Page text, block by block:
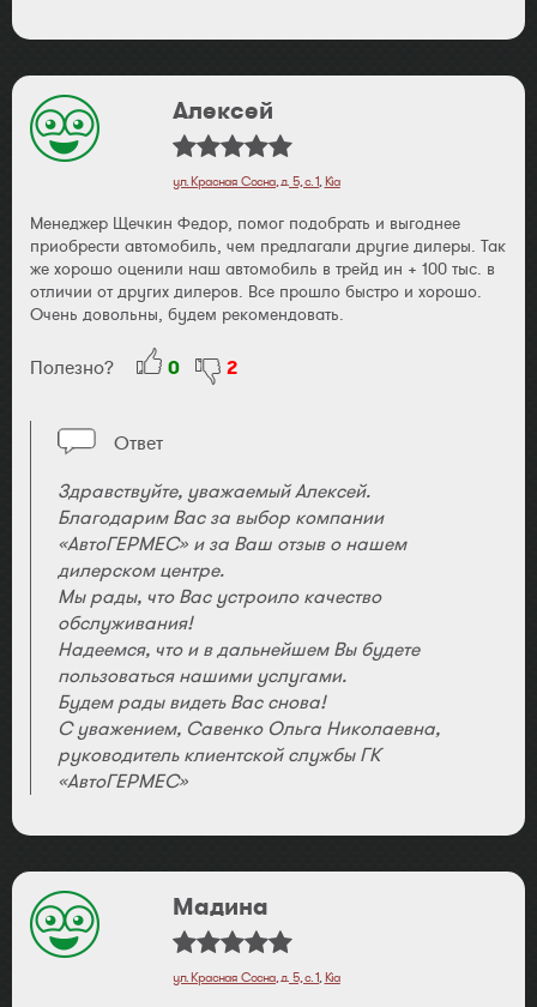
Алексей
ул. Красная Сосна, д. 5, с. 1,Kia
Менеджер Щечкин Федор, помог подобрать и выгоднее
приобрести автомобиль, чем предлагали другие дилеры. Так
же хорошо оценили наш автомобиль в трейд ин + 100 тыс. в
отличии от других дилеров. Все прошло быстро и хорошо.
Очень довольны, будем рекомендовать.
Полезно? 0 2
Ответ
Здравствуйте, уважаемый Алексей.
Благодарим Вас за выбор компании
«АвтоГЕРМЕС» и за Ваш отзыв о нашем
дилерском центре.
Мы рады, что Вас устроило качество
обслуживания!
Надеемся, что и в дальнейшем Вы будете
пользоваться нашими услугами.
Будем рады видеть Вас снова!
С уважением, Савенко Ольга Николаевна,
руководитель клиентской службы ГК
«АвтоГЕРМЕС»
Мадина
ул. Красная Сосна, д. 5, с. 1,Kia